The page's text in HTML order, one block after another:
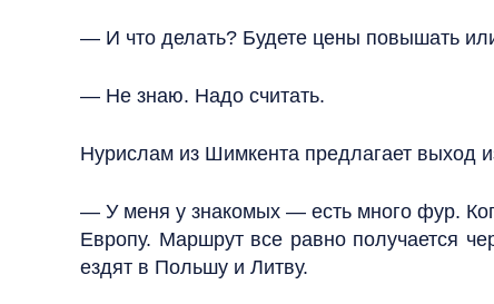
— И что делать? Будете цены повышать
— Не знаю. Надо считать.
Нурислам из Шимкента предлагает выход
— У меня у знакомых — есть много фур.
Европу. Маршрут все равно получается
ездят в Польшу и Литву.